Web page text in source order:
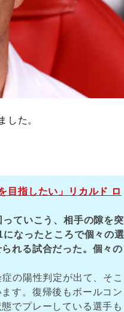
した。
目指したい」リカルド ロ
ていこう、相手の隙を突
なったところで個々の選
れる試合だった。個々の
の陽性判定が出て、そこ
す。復帰後もボールコン
でプレーしている選手も